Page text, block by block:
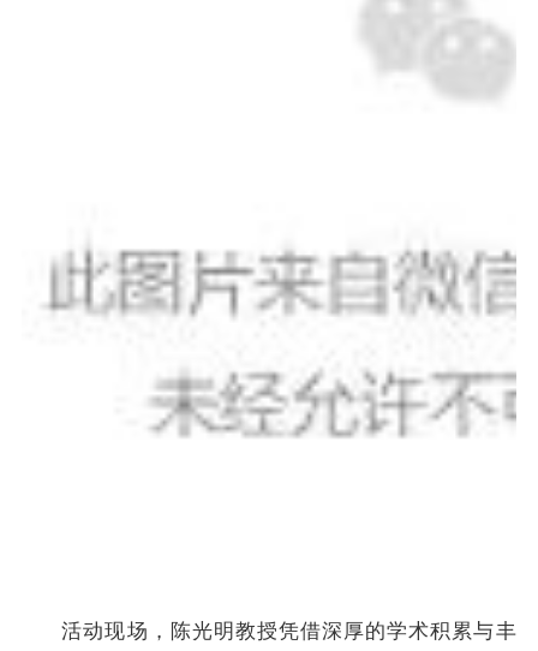
活动现场，陈光明教授凭借深厚的学术积累与丰